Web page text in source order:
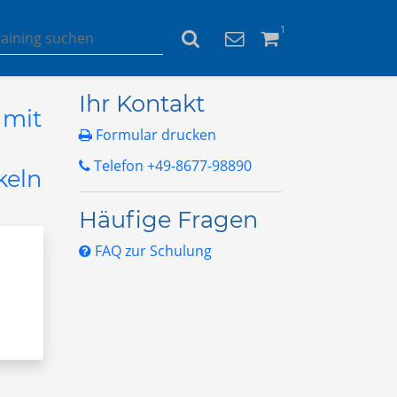
1
mit
Ihr Kontakt
Formular drucken
Telefon +49-8677-98890
Häufige Fragen
FAQ zur Schulung